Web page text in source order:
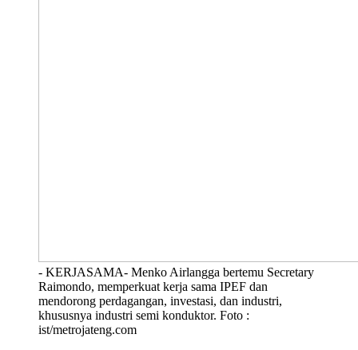
- KERJASAMA- Menko Airlangga bertemu Secretary
Raimondo, memperkuat kerja sama IPEF dan
mendorong perdagangan, investasi, dan industri,
khususnya industri semi konduktor. Foto :
ist/metrojateng.com